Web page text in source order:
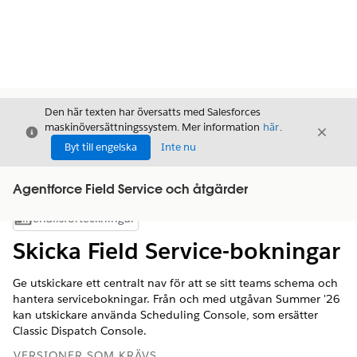
Stäng
Den här texten har översatts med Salesforces
maskinöversättningssystem. Mer information här.
Byt till engelska
Inte nu
Stäng
Agentforce Field Service och åtgärder
Visa innehållsförteckning
Innehållsförteckningar
Skicka Field Service-bokningar
Ge utskickare ett centralt nav för att se sitt teams schema och
hantera servicebokningar. Från och med utgåvan Summer '26
kan utskickare använda Scheduling Console, som ersätter
Classic Dispatch Console.